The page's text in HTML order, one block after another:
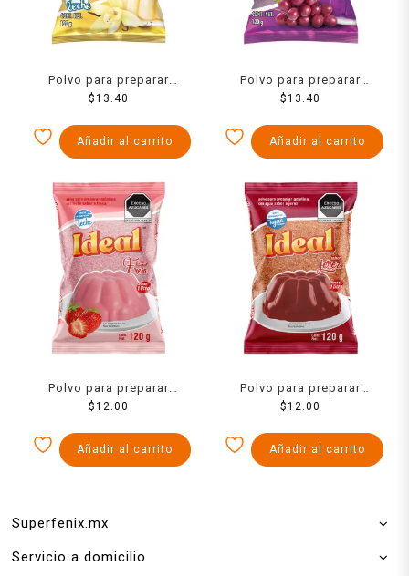
Polvo para preparar
gelatina D´Gari de leche
$13.40
Añadir al carrito
Polvo para preparar
gelatina D´Gari de agua
$13.40
Añadir al carrito
Polvo para preparar
gelatina Ideal de leche
$12.00
Añadir al carrito
Polvo para preparar
gelatina Ideal de agua
$12.00
Añadir al carrito
Superfenix.mx
Servicio a domicilio